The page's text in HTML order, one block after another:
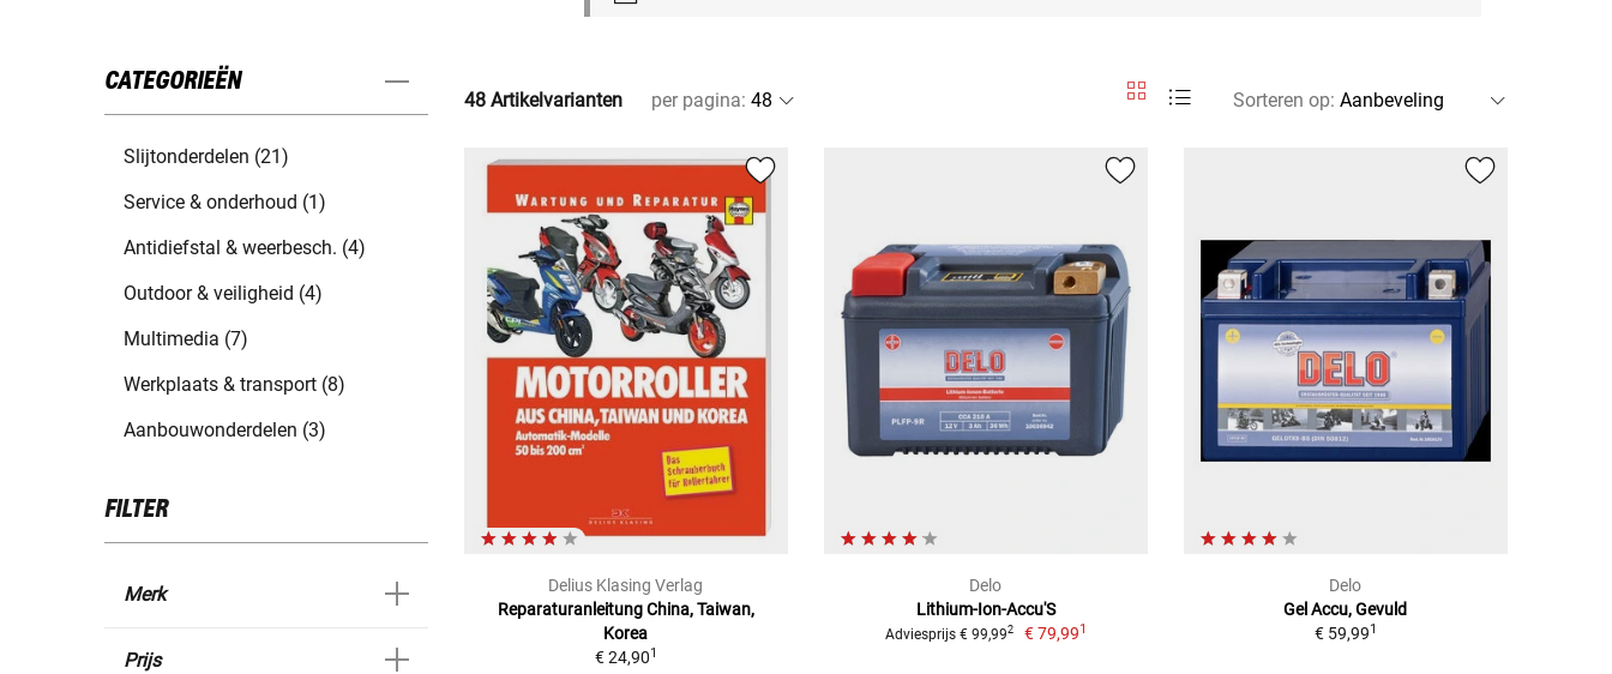
CATEGORIEËN
Slijtonderdelen (21)
Service & onderhoud (1)
Antidiefstal & weerbesch. (4)
Outdoor & veiligheid (4)
Multimedia (7)
Werkplaats & transport (8)
Aanbouwonderdelen (3)
FILTER
Merk
Prijs
48 Artikelvarianten per pagina: Sorteren op:
Delius Klasing Verlag
Reparaturanleitung China, Taiwan,
Korea
€ 24,901
Delo
Lithium-Ion-Accu'S
Adviesprijs € 99,992 € 79,991
Delo
Gel Accu, Gevuld
€ 59,991